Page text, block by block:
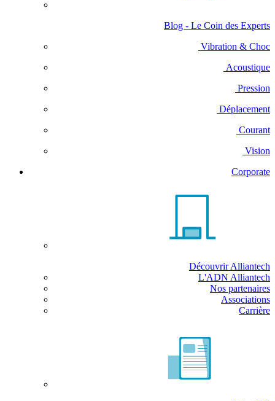
Blog - Le Coin des Experts
Vibration & Choc
Acoustique
Pression
Déplacement
Courant
Vision
Corporate
Découvrir Alliantech
L'ADN Alliantech
Nos partenaires
Associations
Carrière